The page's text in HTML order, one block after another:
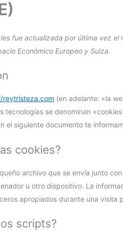
fue actualizada por última vez
Económico Europeo y Suiza.
reytristeza.com (en adelante: «la
tecnologías se denominan
el siguiente documento te
cookies?
archivo que se envía junto
u otro dispositivo. La
apropiados durante una visita
scripts?